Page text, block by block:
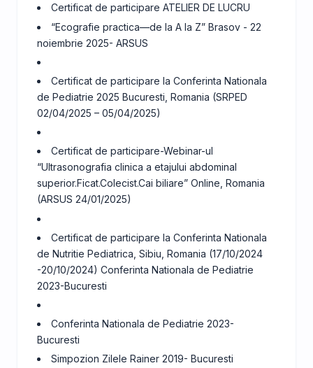
Certificat de participare ATELIER DE LUCRU
“Ecografie practica—de la A la Z” Brasov - 22
noiembrie 2025- ARSUS
Certificat de participare la Conferinta Nationala
de Pediatrie 2025 Bucuresti, Romania (SRPED
02/04/2025 – 05/04/2025)
Certificat de participare-Webinar-ul
“Ultrasonografia clinica a etajului abdominal
superior.Ficat.Colecist.Cai biliare” Online, Romania
(ARSUS 24/01/2025)
Certificat de participare la Conferinta Nationala
de Nutritie Pediatrica, Sibiu, Romania (17/10/2024
-20/10/2024) Conferinta Nationala de Pediatrie
2023-Bucuresti
Conferinta Nationala de Pediatrie 2023-
Bucuresti
Simpozion Zilele Rainer 2019- Bucuresti